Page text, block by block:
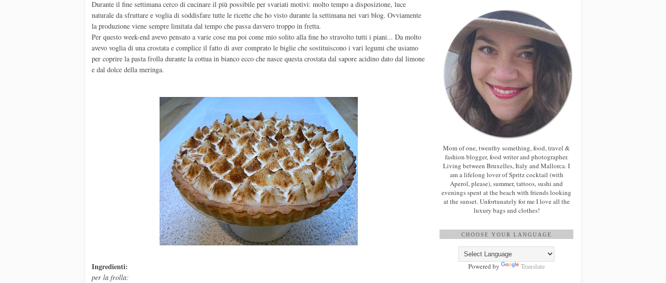
Durante il fine settimana cerco di cucinare il più possibile per svariati motivi: molto tempo a disposizione, luce
naturale da sfruttare e voglia di soddisfare tutte le ricette che ho visto durante la settimana nei vari blog. Ovviamente
la produzione viene sempre limitata dal tempo che passa davvero troppo in fretta.
Per questo week-end avevo pensato a varie cose ma poi come mio solito alla fine ho stravolto tutti i piani... Da molto
avevo voglia di una crostata e complice il fatto di aver comprato le biglie che sostituiscono i vari legumi che usiamo
per coprire la pasta frolla durante la cottua in bianco ecco che nasce questa crostata dal sapore acidino dato dal limone
e dal dolce della meringa.
Ingredienti:
per la frolla:
Mom of one, twenthy something, food, travel &
fashion blogger, food writer and photographer.
Living between Bruxelles, Italy and Mallorca. I
am a lifelong lover of Spritz cocktail (with
Aperol, please), summer, tattoos, sushi and
evenings spent at the beach with friends looking
at the sunset. Unfortunately for me I love all the
luxury bags and clothes!
CHOOSE YOUR LANGUAGE
Powered by Translate